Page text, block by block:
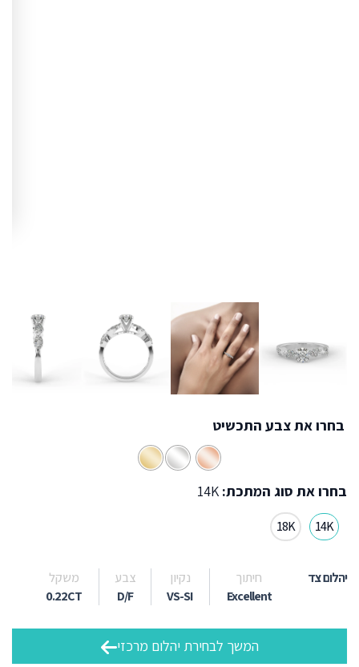
בחרו את צבע התכשיט
בחרו את סוג המתכת:14K
18K 14K
יהלום צד חיתוך נקיון צבע
משקל
Excellent
VS-SI
D/F
0.22CT
המשך לבחירת יהלום מרכזי